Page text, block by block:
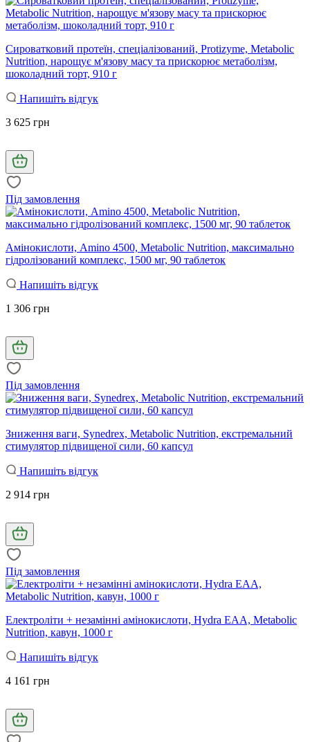
Сироватковий протеїн, спеціалізований, Protizyme, Metabolic
Nutrition, нарощує м'язову масу та прискорює метаболізм,
шоколадний торт, 910 г
Напишіть відгук
3 625 грн
Під замовлення
Амінокислоти, Amino 4500, Metabolic Nutrition, максимально
гідролізований комплекс, 1500 мг, 90 таблеток
Напишіть відгук
1 306 грн
Під замовлення
Зниження ваги, Synedrex, Metabolic Nutrition, екстремальний
стимулятор підвищеної сили, 60 капсул
Напишіть відгук
2 914 грн
Під замовлення
Електроліти + незамінні амінокислоти, Hydra EAA, Metabolic
Nutrition, кавун, 1000 г
Напишіть відгук
4 161 грн